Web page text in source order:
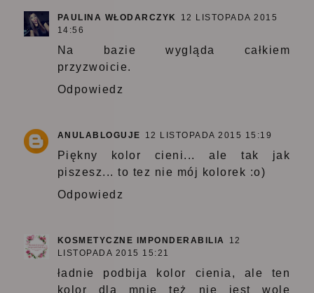
PAULINA WŁODARCZYK
12 LISTOPADA 2015
14:56
Na bazie wygląda całkiem
przyzwoicie.
Odpowiedz
ANULABLOGUJE 12 LISTOPADA 2015 15:19
Piękny kolor cieni... ale tak jak
piszesz... to tez nie mój kolorek :o)
Odpowiedz
KOSMETYCZNE IMPONDERABILIA
12
LISTOPADA 2015 15:21
ładnie podbija kolor cienia, ale ten
kolor dla mnie też nie jest wolę